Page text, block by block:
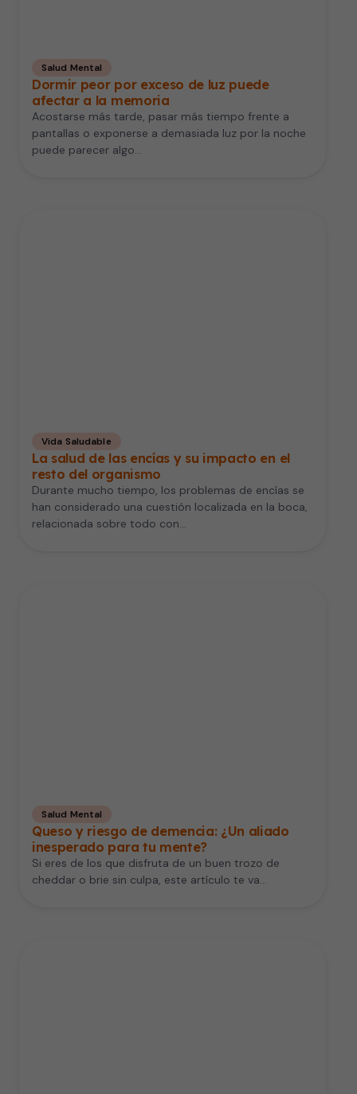
Salud Mental
Dormir peor por exceso de luz puede
afectar a la memoria
Acostarse más tarde, pasar más tiempo frente a
pantallas o exponerse a demasiada luz por la noche
puede parecer algo…
Vida Saludable
La salud de las encías y su impacto en el
resto del organismo
Durante mucho tiempo, los problemas de encías se
han considerado una cuestión localizada en la boca,
relacionada sobre todo con…
Salud Mental
Queso y riesgo de demencia: ¿Un aliado
inesperado para tu mente?
Si eres de los que disfruta de un buen trozo de
cheddar o brie sin culpa, este artículo te va…